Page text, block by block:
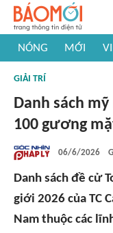
NÓNG MỚI
#Khám phá thế giới
GIẢI TRÍ
Danh sách
100 gương
06/6/2026
Danh sách đề cử
giới 2026 của TC
Nam thuộc các